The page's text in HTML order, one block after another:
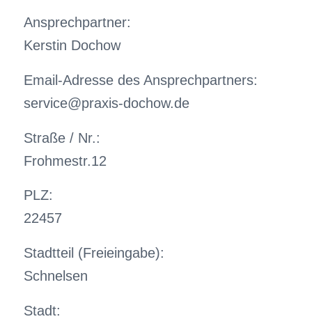
Ansprechpartner:
Kerstin Dochow
Email-Adresse des Ansprechpartners:
service@praxis-dochow.de
Straße / Nr.:
Frohmestr.12
PLZ:
22457
Stadtteil (Freieingabe):
Schnelsen
Stadt: